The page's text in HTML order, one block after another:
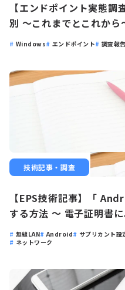
【エンドポイント実態
別 ～これまでとこれから
Windows エンドポイント 調査報告
技術記事・調査
【EPS技術記事】「
する方法 ～ 電子証明書
無線LAN Android サプリカント設
ネットワーク